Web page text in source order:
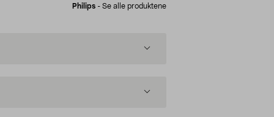
Philips - Se alle produktene